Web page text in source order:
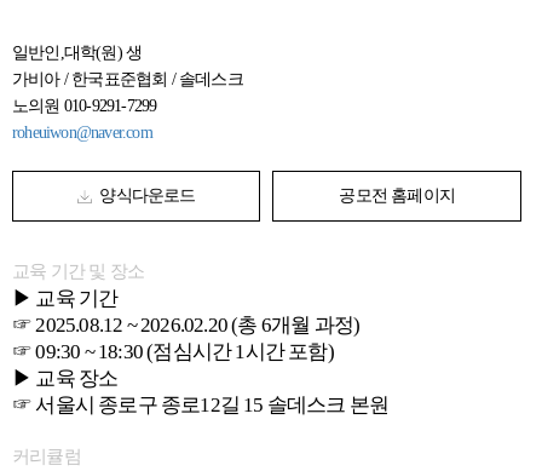
일반인,대학(원) 생
가비아 / 한국표준협회 / 솔데스크
노의원 010-9291-7299
roheuiwon@naver.com
양식다운로드 공모전 홈페이지
교육 기간 및 장소
▶ 교육 기간
☞ 2025.08.12 ~ 2026.02.20 (총 6개월 과정)
☞ 09:30 ~ 18:30 (점심시간 1시간 포함)
▶ 교육 장소
☞ 서울시 종로구 종로12길 15 솔데스크 본원
커리큘럼